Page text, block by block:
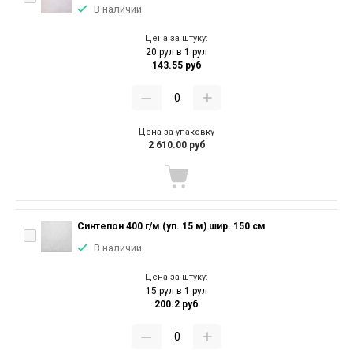
В наличии
Цена за штуку:
20 рул в 1 рул
143.55 руб
Цена за упаковку
2 610.00 руб
Синтепон 400 г/м (уп. 15 м) шир. 150 см
В наличии
Цена за штуку:
15 рул в 1 рул
200.2 руб